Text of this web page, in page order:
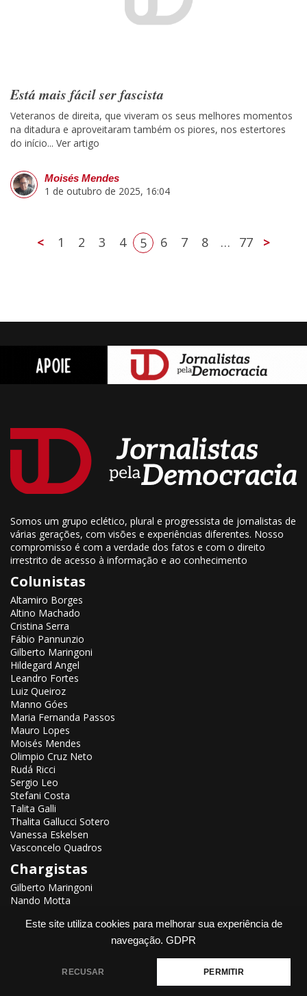
Este site utiliza cookies para melhorar sua experiência de
navegação. GDPR
RECUSAR PERMITIR
Está mais fácil ser fascista
Veteranos de direita, que viveram os seus melhores momentos
na ditadura e aproveitaram também os piores, nos estertores
do início... Ver artigo
Moisés Mendes
1 de outubro de 2025, 16:04
< 1 2 3 4 5 6 7 8 … 77 >
Somos um grupo eclético, plural e progressista de jornalistas de
várias gerações, com visões e experiências diferentes. Nosso
compromisso é com a verdade dos fatos e com o direito
irrestrito de acesso à informação e ao conhecimento
Colunistas
Altamiro Borges
Altino Machado
Cristina Serra
Fábio Pannunzio
Gilberto Maringoni
Hildegard Angel
Leandro Fortes
Luiz Queiroz
Manno Góes
Maria Fernanda Passos
Mauro Lopes
Moisés Mendes
Olimpio Cruz Neto
Rudá Ricci
Sergio Leo
Stefani Costa
Talita Galli
Thalita Gallucci Sotero
Vanessa Eskelsen
Vasconcelo Quadros
Chargistas
Gilberto Maringoni
Nando Motta